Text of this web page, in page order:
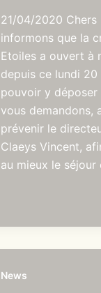
21/04/2020 Chers
informons que la
Etoiles a ouvert à
depuis ce lundi
pouvoir y
vous demandons,
prévenir le
Claeys Vincent,
au mieux le séjour
News